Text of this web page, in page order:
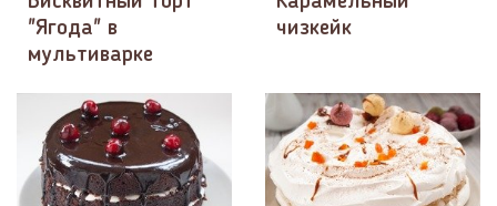
"Ягода" в
мультиварке
чизкейк